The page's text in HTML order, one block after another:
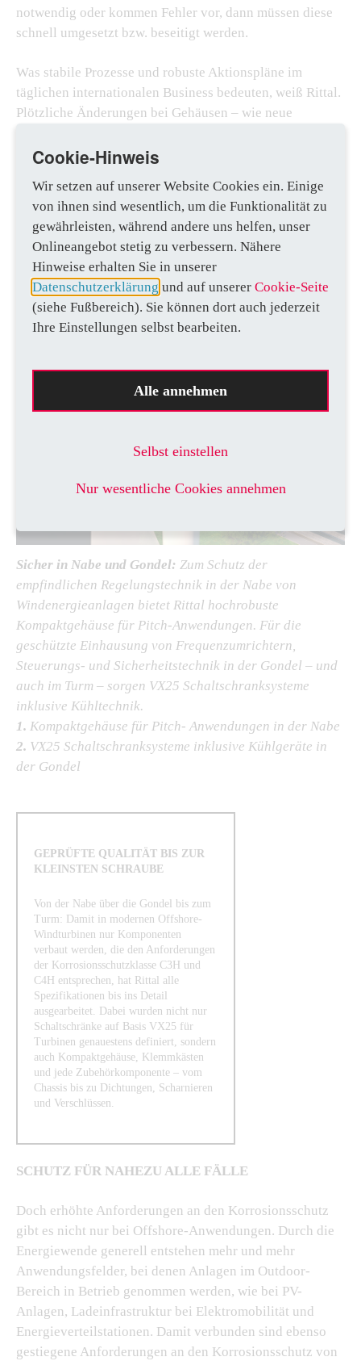
notwendig oder kommen Fehler vor, dann müssen diese
schnell umgesetzt bzw. beseitigt werden.
Was stabile Prozesse und robuste Aktionspläne im
täglichen internationalen Business bedeuten, weiß Rittal.
Plötzliche Änderungen bei Gehäusen – wie neue
müssen oft direkt für die nächsten Bestellungen
im Tagesgeschäft komplex. In der operativen Umsetzung
muss alles sehr schnell gehen, Aufschübe darf es nicht
geben und alle weltweit Beteiligten müssen sofort
informiert werden. „Daher gilt es nicht nur in Sachen
Qualität ‚Best in Class‘ zu sein, sondern auch bei der
weltweiten Umsetzung und im Support“, sagt Raphael
Görner.
Sicher in Nabe und Gondel: Zum Schutz der
empfindlichen Regelungstechnik in der Nabe von
Windenergieanlagen bietet Rittal hochrobuste
Kompaktgehäuse für Pitch-Anwendungen. Für die
geschützte Einhausung von Frequenzumrichtern,
Steuerungs- und Sicherheitstechnik in der Gondel – und
auch im Turm – sorgen VX25 Schaltschranksysteme
inklusive Kühltechnik.
1. Kompaktgehäuse für Pitch- Anwendungen in der Nabe
2. VX25 Schaltschranksysteme inklusive Kühlgeräte in
der Gondel
GEPRÜFTE QUALITÄT BIS ZUR
KLEINSTEN SCHRAUBE
Von der Nabe über die Gondel bis zum
Turm: Damit in modernen Offshore-
Windturbinen nur Komponenten
verbaut werden, die den Anforderungen
der Korrosionsschutzklasse C3H und
C4H entsprechen, hat Rittal alle
Spezifikationen bis ins Detail
ausgearbeitet. Dabei wurden nicht nur
Schaltschränke auf Basis VX25 für
Turbinen genauestens definiert, sondern
auch Kompaktgehäuse, Klemmkästen
und jede Zubehörkomponente – vom
Chassis bis zu Dichtungen, Scharnieren
und Verschlüssen.
SCHUTZ FÜR NAHEZU ALLE FÄLLE
Doch erhöhte Anforderungen an den Korrosionsschutz
gibt es nicht nur bei Offshore-Anwendungen. Durch die
Energiewende generell entstehen mehr und mehr
Anwendungsfelder, bei denen Anlagen im Outdoor-
Bereich in Betrieb genommen werden, wie bei PV-
Anlagen, Ladeinfrastruktur bei Elektromobilität und
Energieverteilstationen. Damit verbunden sind ebenso
gestiegene Anforderungen an den Korrosionsschutz von
Cookie-Hinweis
Wir setzen auf unserer Website Cookies ein. Einige
von ihnen sind wesentlich, um die Funktionalität zu
gewährleisten, während andere uns helfen, unser
Onlineangebot stetig zu verbessern. Nähere
Hinweise erhalten Sie in unserer
Datenschutzerklärung und auf unserer Cookie-Seite
(siehe Fußbereich). Sie können dort auch jederzeit
Ihre Einstellungen selbst bearbeiten.
Alle annehmen
Selbst einstellen
Nur wesentliche Cookies annehmen